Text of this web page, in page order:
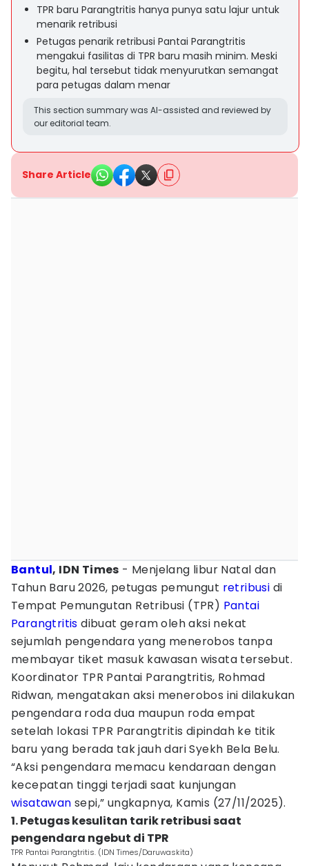
TPR baru Parangtritis hanya punya satu lajur untuk
menarik retribusi
Petugas penarik retribusi Pantai Parangtritis
mengakui fasilitas di TPR baru masih minim. Meski
begitu, hal tersebut tidak menyurutkan semangat
para petugas dalam menar
This section summary was AI-assisted and reviewed by
our editorial team.
Share Article
Bantul, IDN Times - Menjelang libur Natal dan
Tahun Baru 2026, petugas pemungut retribusi di
Tempat Pemungutan Retribusi (TPR) Pantai
Parangtritis dibuat geram oleh aksi nekat
sejumlah pengendara yang menerobos tanpa
membayar tiket masuk kawasan wisata tersebut.
Koordinator TPR Pantai Parangtritis, Rohmad
Ridwan, mengatakan aksi menerobos ini dilakukan
pengendara roda dua maupun roda empat
setelah lokasi TPR Parangtritis dipindah ke titik
baru yang berada tak jauh dari Syekh Bela Belu.
“Aksi pengendara memacu kendaraan dengan
kecepatan tinggi terjadi saat kunjungan
wisatawan sepi,” ungkapnya, Kamis (27/11/2025).
1. Petugas kesulitan tarik retribusi saat
pengendara ngebut di TPR
TPR Pantai Parangtritis. (IDN Times/Daruwaskita)